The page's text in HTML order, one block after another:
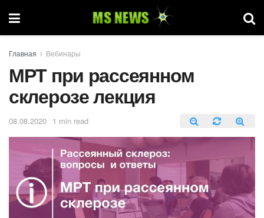
Главная Вебинары
МРТ при рассеянном
склерозе лекция
08.08.2020 1 min read